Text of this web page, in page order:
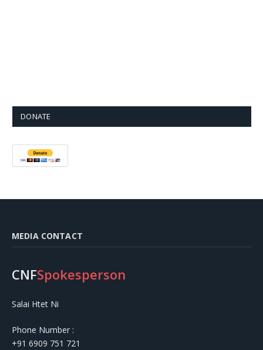
DONATE
MEDIA CONTACT
CNFSpokesperson
Salai Htet Ni
Phone Number :
+91 6909 751 721